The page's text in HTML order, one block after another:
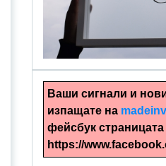
Ръчно
Ваши сигнали и
изпащате на
фейсбук страницата
https://